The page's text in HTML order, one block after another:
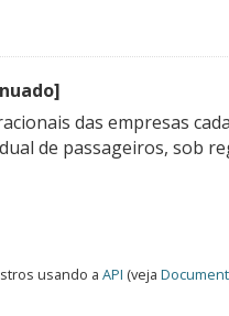
das empresas
de passageiros, sob
usando a API (veja